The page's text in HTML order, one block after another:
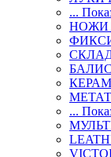
...
НОЖИ
...